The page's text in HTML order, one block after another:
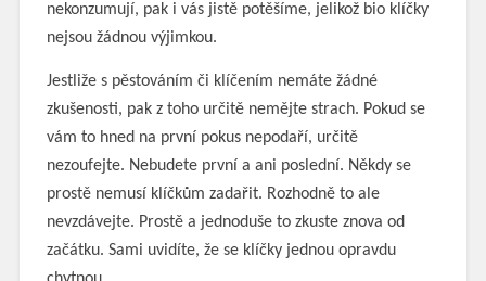
nekonzumují, pak i vás jistě potěšíme, jelikož bio klíčky
nejsou žádnou výjimkou.
Jestliže s pěstováním či klíčením nemáte žádné
zkušenosti, pak z toho určitě nemějte strach. Pokud se
vám to hned na první pokus nepodaří, určitě
nezoufejte. Nebudete první a ani poslední. Někdy se
prostě nemusí klíčkům zadařit. Rozhodně to ale
nevzdávejte. Prostě a jednoduše to zkuste znova od
začátku. Sami uvidíte, že se klíčky jednou opravdu